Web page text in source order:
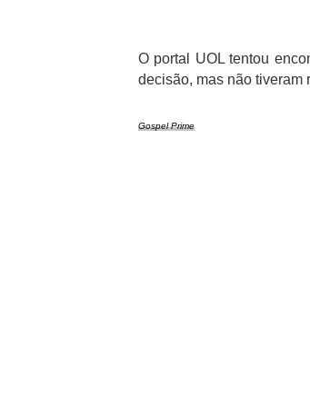
O portal UOL tentou
decisão, mas não tiveram
Gospel Prime